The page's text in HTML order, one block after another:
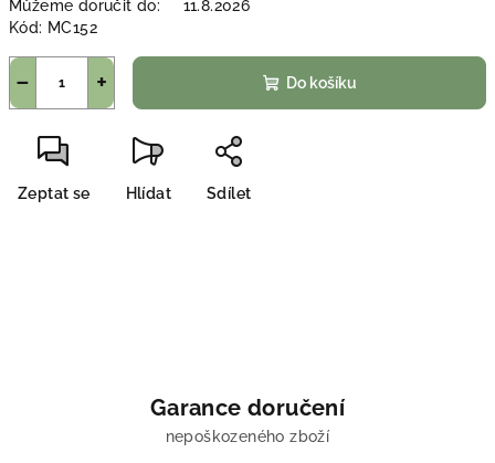
Můžeme doručit do:
11.8.2026
Kód: MC152
+
− Do košíku
Zeptat se Hlídat Sdílet
Garance doručení
nepoškozeného zboží